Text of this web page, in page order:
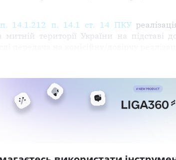
14.1.212 п. 14.1 ст. 14 ПКУ
території України на підставі